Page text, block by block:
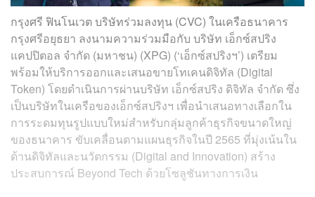
กรุงศรี ฟินโนเวต บริษัทร่วมลงทุน (CVC) ในเครือธนาคาร
กรุงศรีอยุธยา ลงนามความร่วมมือกับ บริษัท เอ็กซ์สปริง
แคปปิตอล จำกัด (มหาชน) (XPG) (‘เอ็กซ์สปริงฯ’) เตรียม
พร้อมให้บริการออกและเสนอขายโทเคนดิจิทัล (Digital
Token) โดยดำเนินการผ่านบริษัท เอ็กซ์สปริง ดิจิทัล จำกัด ซึ่ง
เป็นบริษัทในเครือของเอ็กซ์สปริงฯ เพื่อนำเสนอทางเลือกใน
การระดมทุนรูปแบบใหม่สำหรับกลุ่มลูกค้าธุรกิจขนาดใหญ่
ของธนาคาร ขับเคลื่อนตามแผนธุรกิจในปี 2565 ที่มุ่งเน้นใน
ด้านดิจิทัลและนวัตกรรม (Digital and Innovation) สร้าง
ประสบการณ์ Beyond Tech ด้วยโซลูชันทางการเงิน